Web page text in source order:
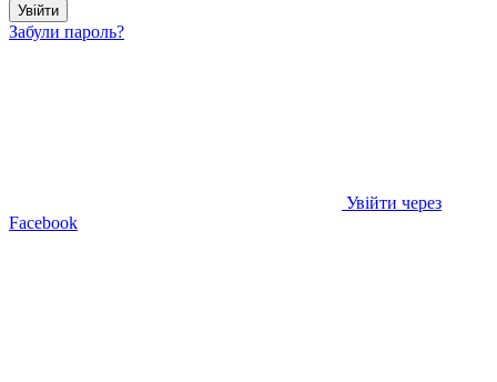
Увійти
Забули пароль?
Увійти через
Facebook